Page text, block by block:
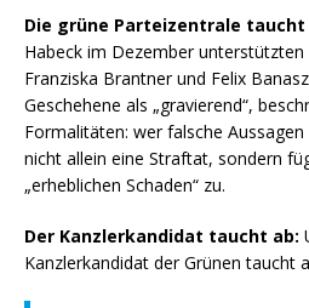
Die grüne Parteizentrale taucht
Habeck im Dezember
Franziska Brantner und Felix
Geschehene als „gravierend“,
Formalitäten: wer falsche
nicht allein eine Straftat, sondern
„erheblichen Schaden“ zu.
Der Kanzlerkandidat taucht ab:
Kanzlerkandidat der Grünen taucht